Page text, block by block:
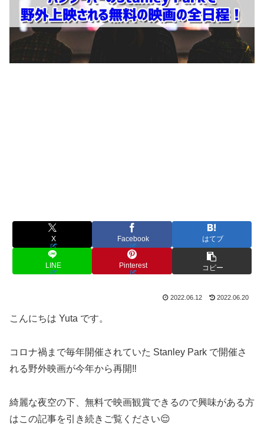
X Facebook はてブ
LINE Pinterest コピー
2022.06.12 2022.06.20
こんにちは Yuta です。
コロナ禍まで毎年開催されていた Stanley Park で開催さ
れる野外映画が今年から再開‼️
綺麗な夜空の下、無料で映画観賞できるので興味がある方
はこの記事を引き続きご覧ください😌